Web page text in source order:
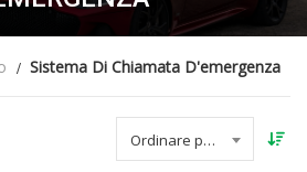
Sistema Di Chiamata D'emergenza
Ordinare per data